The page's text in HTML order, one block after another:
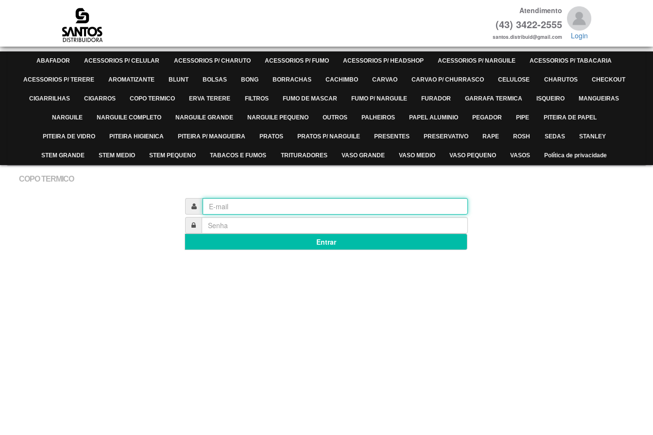
Atendimento
(43) 3422-2555
santos.distribuid@gmail.com Login
ABAFADOR ACESSORIOS P/ CELULAR ACESSORIOS P/ CHARUTO ACESSORIOS P/ FUMO ACESSORIOS P/ HEADSHOP ACESSORIOS P/ NARGUILE ACESSORIOS P/ TABACARIA
ACESSORIOS P/ TERERE AROMATIZANTE BLUNT BOLSAS BONG BORRACHAS CACHIMBO CARVAO CARVAO P/ CHURRASCO CELULOSE CHARUTOS CHECKOUT
CIGARRILHAS CIGARROS COPO TERMICO ERVA TERERE FILTROS FUMO DE MASCAR FUMO P/ NARGUILE FURADOR GARRAFA TERMICA ISQUEIRO MANGUEIRAS
NARGUILE NARGUILE COMPLETO NARGUILE GRANDE NARGUILE PEQUENO OUTROS PALHEIROS PAPEL ALUMINIO PEGADOR PIPE PITEIRA DE PAPEL
PITEIRA DE VIDRO PITEIRA HIGIENICA PITEIRA P/ MANGUEIRA PRATOS PRATOS P/ NARGUILE PRESENTES PRESERVATIVO RAPE ROSH SEDAS STANLEY
STEM GRANDE STEM MEDIO STEM PEQUENO TABACOS E FUMOS TRITURADORES VASO GRANDE VASO MEDIO VASO PEQUENO VASOS Política de privacidade
COPO TERMICO